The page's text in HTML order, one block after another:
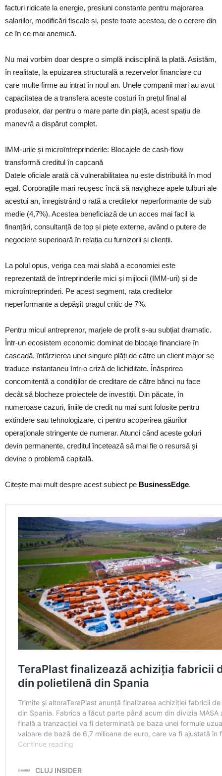
facturi ridicate la energie, presiuni constante pentru majorarea
salariilor, modificări fiscale și, peste toate acestea, de o cerere din
ce în ce mai anemică.
Nu mai vorbim doar despre o simplă indisciplină la plată. Asistăm,
în realitate, la epuizarea structurală a rezervelor financiare cu
care multe firme au intrat în noul an. Unele companii mari au avut
capacitatea de a transfera aceste costuri în prețul final al
produselor, dar pentru o mare parte din piață, acest spațiu de
manevră a dispărut complet.
IMM-urile și microîntreprinderile: Blocajele de cash-flow
transformă creditul în capcană
Datele oficiale arată că vulnerabilitatea nu este distribuită în mod
egal. Corporațiile mari reușesc încă să navigheze apele tulburi ale
acestui an, înregistrând o rată a creditelor neperformante de sub
medie (4,7%). Acestea beneficiază de un acces mai facil la
finanțări, consultanță de top și piețe externe, având o putere de
negociere superioară în relația cu furnizorii și clienții.
La polul opus, veriga cea mai slabă a economiei este
reprezentată de întreprinderile mici și mijlocii (IMM-uri) și de
microîntreprinderi. Pe acest segment, rata creditelor
neperformante a depășit pragul critic de 7%.
Pentru micul antreprenor, marjele de profit s-au subțiat dramatic.
Într-un ecosistem economic dominat de blocaje financiare în
cascadă, întârzierea unei singure plăți de către un client major se
traduce instantaneu într-o criză de lichiditate. Înăsprirea
concomitentă a condițiilor de creditare de către bănci nu face
decât să blocheze proiectele de investiții. Din păcate, în
numeroase cazuri, liniile de credit nu mai sunt folosite pentru
extindere sau tehnologizare, ci pentru acoperirea găurilor
operaționale stringente de numerar. Atunci când aceste goluri
devin permanente, creditul încetează să mai fie o resursă și
devine o problemă capitală.
Citește mai mult despre acest subiect pe BusinessEdge.